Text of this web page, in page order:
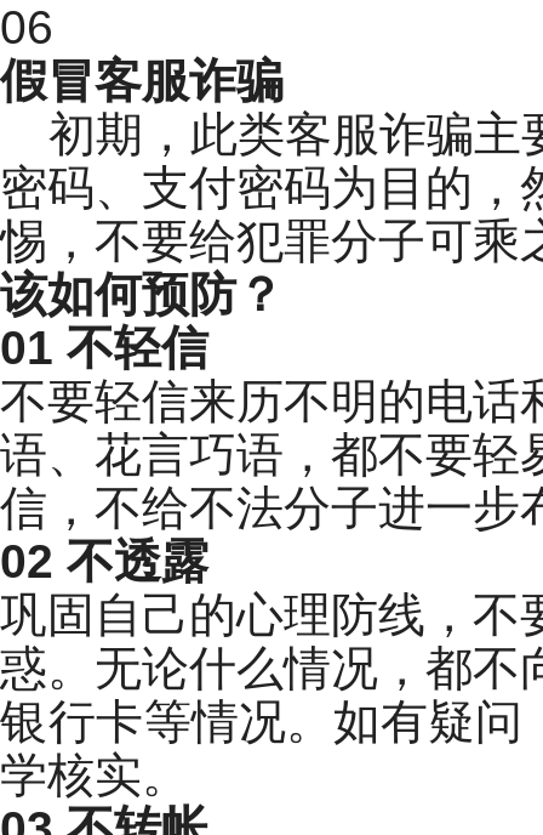
06
假冒客服诈骗
初期，此类客服诈骗主
密码、支付密码为目的
惕，不要给犯罪分子可乘
该如何预防？
01 不轻信
不要轻信来历不明的电话
语、花言巧语，都不要轻
信，不给不法分子进一步
02 不透露
巩固自己的心理防线，不
惑。无论什么情况，都不
银行卡等情况。如有疑问
学核实。